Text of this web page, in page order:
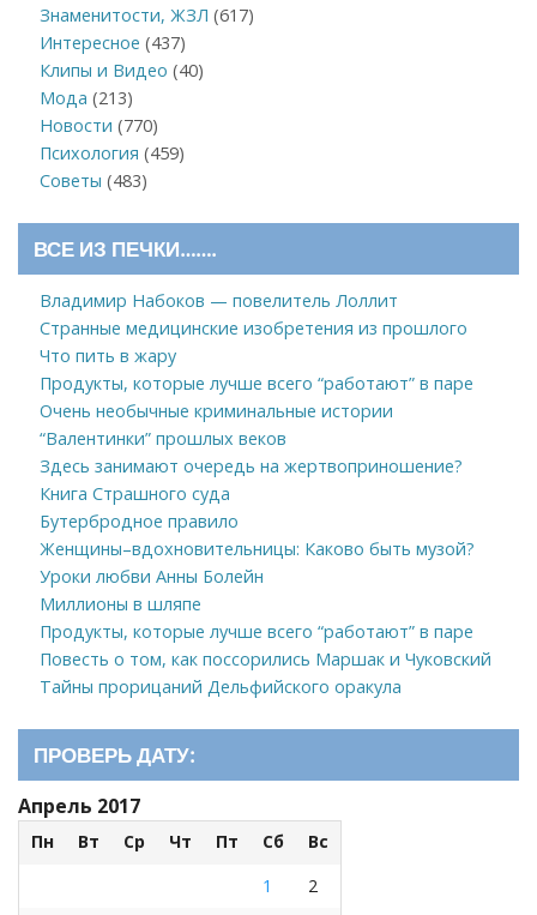
Знаменитости, ЖЗЛ (617)
Интересное (437)
Клипы и Видео (40)
Мода (213)
Новости (770)
Психология (459)
Советы (483)
ВСЕ ИЗ ПЕЧКИ…….
Владимир Набоков — повелитель Лоллит
Странные медицинские изобретения из прошлого
Что пить в жару
Продукты, которые лучше всего “работают” в паре
Очень необычные криминальные истории
“Валентинки” прошлых веков
Здесь занимают очередь на жертвоприношение?
Книга Страшного суда
Бутербродное правило
Женщины–вдохновительницы: Каково быть музой?
Уроки любви Анны Болейн
Миллионы в шляпе
Продукты, которые лучше всего “работают” в паре
Повесть о том, как поссорились Маршак и Чуковский
Тайны прорицаний Дельфийского оракула
ПРОВЕРЬ ДАТУ:
Апрель 2017
Пн Вт Ср Чт Пт Сб
Вс
1
2